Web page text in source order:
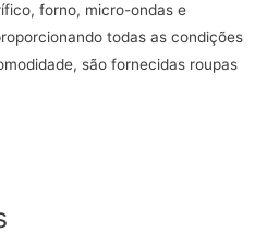
forno, micro-ondas e
todas as condições
são fornecidas roupas